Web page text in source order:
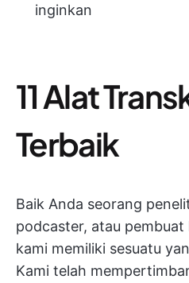
inginkan
11 Alat
Terbaik
Baik Anda seorang
podcaster, atau
kami memiliki sesuatu
Kami telah